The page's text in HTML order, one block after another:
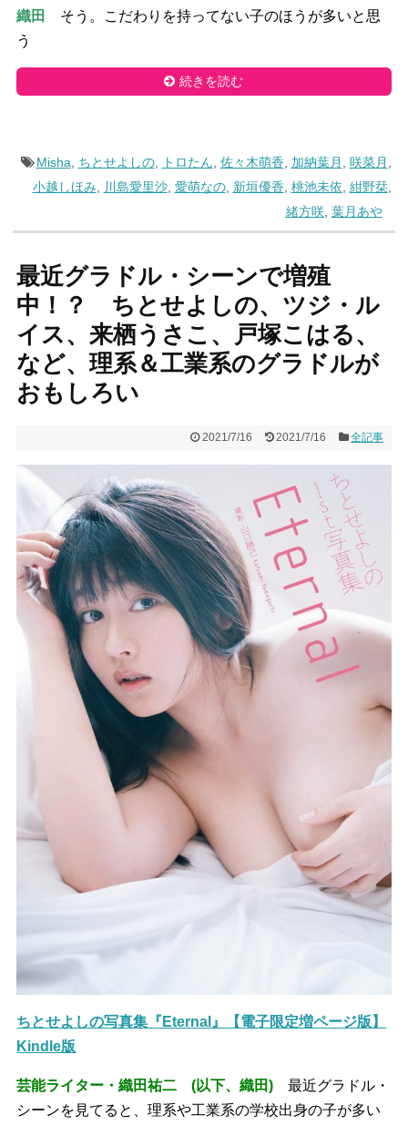
織田
そう。こだわりを持ってない子のほうが多いと思
う
続きを読む
Misha ちとせよしの, トロたん 佐々木萌香 加納葉月 咲菜月
小越しほみ
川島愛里沙, 愛萌なの, 新垣優香 桃池未依 紺野栞,
緒方咲, 葉月あや
最近グラドル・シーンで増殖
中！？ ちとせよしの、ツジ・ル
イス、来栖うさこ、戸塚こはる、
など、理系＆工業系のグラドルが
おもしろい
2021/7/16 2021/7/16 全記事
ちとせよしの写真集『Eternal』【電子限定増ページ版】
Kindle版
芸能ライター・織田祐二 (以下、織田)最近グラドル・
シーンを見てると、理系や工業系の学校出身の子が多い